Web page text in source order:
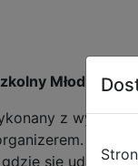
z
się udajesz